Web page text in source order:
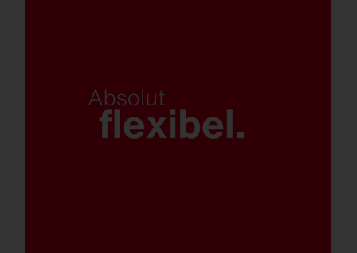
Vernetzung und Sensorik mit Zhaga-
Schnittstelle.
Smarte Steuerungsoptionen und